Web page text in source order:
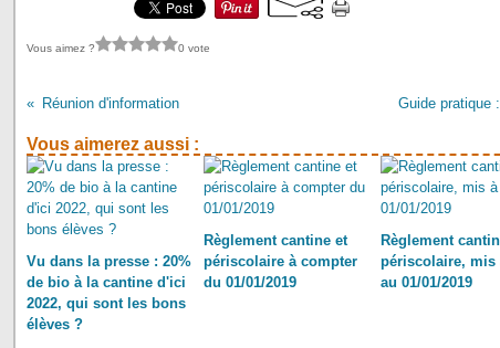
Vous aimez ? 0 vote
Réunion d'information Guide pratique
Vous aimerez aussi :
Vu dans la presse : 20%
de bio à la cantine d'ici
2022, qui sont les bons
élèves ?
Règlement cantine et
périscolaire à compter
du 01/01/2019
Règlement
périscolaire, mis
au 01/01/2019